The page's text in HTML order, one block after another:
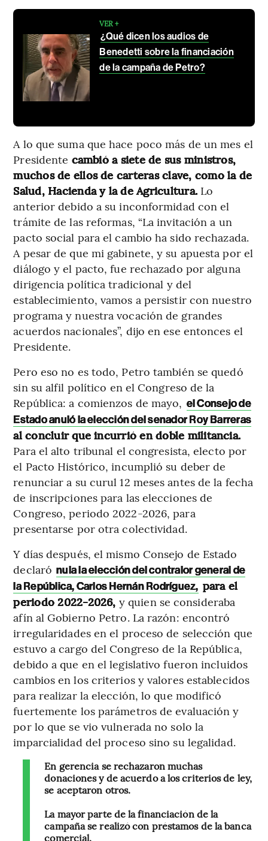
VER +
¿Qué dicen los audios de
Benedetti sobre la financiación
de la campaña de Petro?
A lo que suma que hace poco más de un mes el
Presidente cambió a siete de sus ministros,
muchos de ellos de carteras clave, como la de
Salud, Hacienda y la de Agricultura. Lo
anterior debido a su inconformidad con el
trámite de las reformas, “La invitación a un
pacto social para el cambio ha sido rechazada.
A pesar de que mi gabinete, y su apuesta por el
diálogo y el pacto, fue rechazado por alguna
dirigencia política tradicional y del
establecimiento, vamos a persistir con nuestro
programa y nuestra vocación de grandes
acuerdos nacionales”, dijo en ese entonces el
Presidente.
Pero eso no es todo, Petro también se quedó
sin su alfil político en el Congreso de la
República: a comienzos de mayo, el Consejo de
Estado anuló la elección del senador Roy Barreras
al concluir que incurrió en doble militancia.
Para el alto tribunal el congresista, electo por
el Pacto Histórico, incumplió su deber de
renunciar a su curul 12 meses antes de la fecha
de inscripciones para las elecciones de
Congreso, periodo 2022-2026, para
presentarse por otra colectividad.
Y días después, el mismo Consejo de Estado
declaró nula la elección del contralor general de
la República, Carlos Hernán Rodríguez, para el
periodo 2022-2026, y quien se consideraba
afín al Gobierno Petro. La razón: encontró
irregularidades en el proceso de selección que
estuvo a cargo del Congreso de la República,
debido a que en el legislativo fueron incluidos
cambios en los criterios y valores establecidos
para realizar la elección, lo que modificó
fuertemente los parámetros de evaluación y
por lo que se vio vulnerada no solo la
imparcialidad del proceso sino su legalidad.
En gerencia se rechazaron muchas
donaciones y de acuerdo a los criterios de ley,
se aceptaron otros.
La mayor parte de la financiación de la
campaña se realizó con préstamos de la banca
comercial.